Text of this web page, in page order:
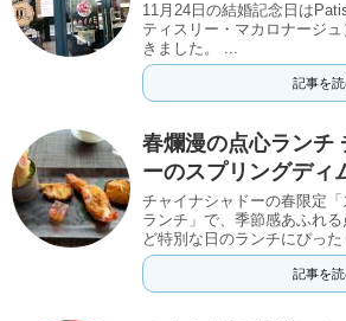
11月24日の結婚記念日は
ティスリー・マカロナージ
きました。 ...
記事を
春爛漫の点心ランチ
ーのスプリングディ
チャイナシャドーの春限定
ランチ」で、季節感あふれ
ど特別な日のランチにぴった
記事を